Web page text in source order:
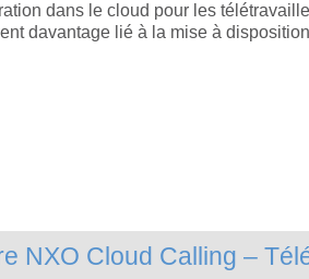
dans le cloud pour les
davantage lié à la mise à
NXO Cloud Calling –